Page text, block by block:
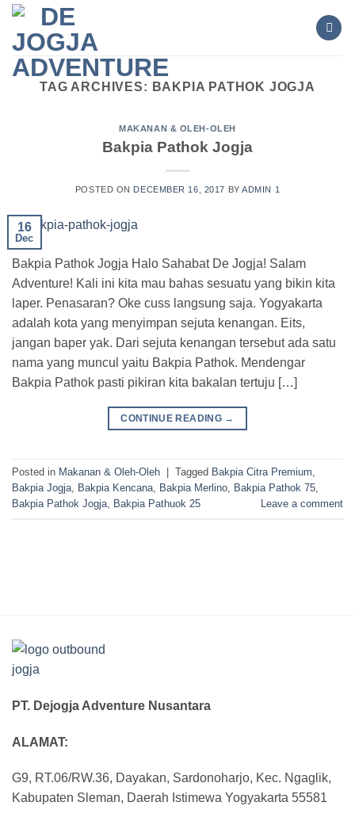
Skip
content
TAG ARCHIVES: BAKPIA PATHOK JOGJA
MAKANAN & OLEH-OLEH
Bakpia Pathok Jogja
POSTED ON DECEMBER 16, 2017 BYADMIN 1
16
Dec
Bakpia Pathok Jogja Halo Sahabat De Jogja! Salam
Adventure! Kali ini kita mau bahas sesuatu yang bikin kita
laper. Penasaran? Oke cuss langsung saja. Yogyakarta
adalah kota yang menyimpan sejuta kenangan. Eits,
jangan baper yak. Dari sejuta kenangan tersebut ada satu
nama yang muncul yaitu Bakpia Pathok. Mendengar
Bakpia Pathok pasti pikiran kita bakalan tertuju […]
CONTINUE READING →
Posted in Makanan & Oleh-Oleh Tagged Bakpia Citra Premium,
Bakpia Jogja, Bakpia Kencana, Bakpia Merlino, Bakpia Pathok 75,
Bakpia Pathok Jogja, Bakpia Pathuok 25 Leave a comment
PT. Dejogja Adventure Nusantara
ALAMAT:
G9, RT.06/RW.36, Dayakan, Sardonoharjo, Kec. Ngaglik,
Kabupaten Sleman, Daerah Istimewa Yogyakarta 55581